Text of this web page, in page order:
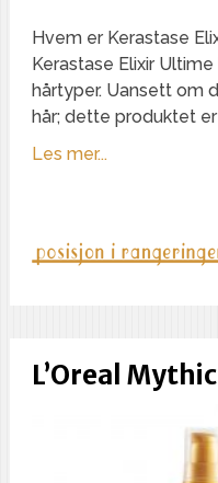
Hvem er Kerastase
Kerastase Elixir
hårtyper. Uansett om
hår; dette produktet
Les mer...
L’Oreal Mythic